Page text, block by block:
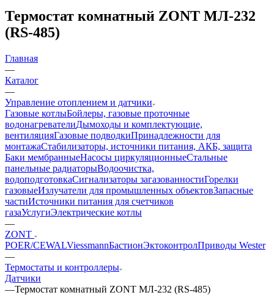
Термостат комнатный ZONT МЛ-232
(RS-485)
Главная
—
Каталог
—
Управление отоплением и датчики
Газовые котлыБойлеры, газовые проточные
водонагревателиДымоходы и комплектующие,
вентиляцияГазовые подводкиПринадлежности для
монтажаСтабилизаторы, источники питания, АКБ, защита
Баки мембранныеНасосы циркуляционныеСтальные
панельные радиаторыВодоочистка,
водоподготовкаСигнализаторы загазованностиГорелки
газовыеИзлучатели для промышленных объектовЗапасные
частиИсточники питания для счетчиков
газаУслугиЭлектрические котлы
—
ZONT
POER/CEWALViessmannБастионЭктоконтролПриводы Wester
—
Термостаты и контроллеры
Датчики
—Термостат комнатный ZONT МЛ-232 (RS-485)